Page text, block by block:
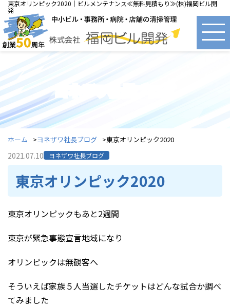
東京オリンピック2020｜ビルメンテナンス≪無料見積もり≫(株)福岡ビル開
発
ヨネザワ社長ブログ
ホーム ヨネザワ社長ブログ 東京オリンピック2020
2021.07.10 ヨネザワ社長ブログ
東京オリンピック2020
東京オリンピックもあと2週間
東京が緊急事態宣言地域になり
オリンピックは無観客へ
そういえば家族５人当選したチケットはどんな試合か調べ
てみました